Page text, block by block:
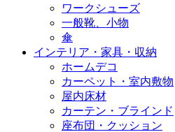
ワークシューズ
一般靴、小物
傘
インテリア・家具・収納
ホームデコ
カーペット・室内敷物
屋内床材
カーテン・ブラインド
座布団・クッション